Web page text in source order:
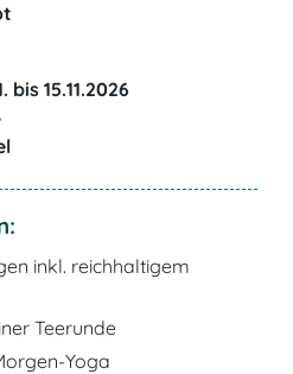
bis 15.11.2026
inkl. reichhaltigem
Teerunde
Yoga